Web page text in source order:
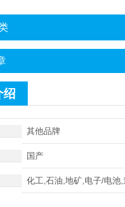
绍
其他品牌
国产
化工,石油,地矿,电子/电池